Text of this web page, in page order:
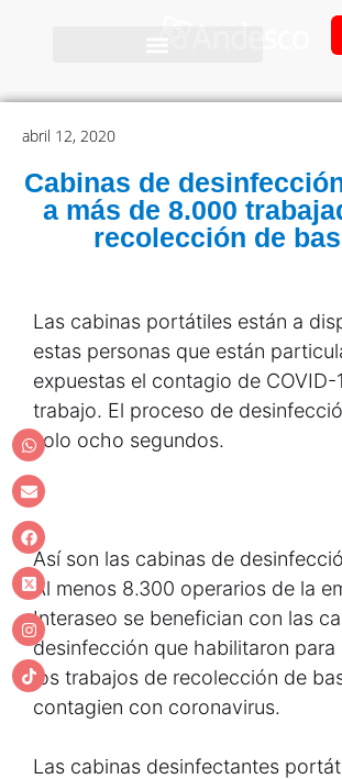
abril 12, 2020
Cabinas de
a más de 8.000
recolección de
Las cabinas portátiles están a
estas personas que están
expuestas el contagio de COVID-
trabajo. El proceso de
solo ocho segundos.
Así son las cabinas de
Al menos 8.300 operarios de la
Interaseo se benefician con las
desinfección que habilitaron para
los trabajos de recolección de
contagien con coronavirus.
Las cabinas desinfectantes